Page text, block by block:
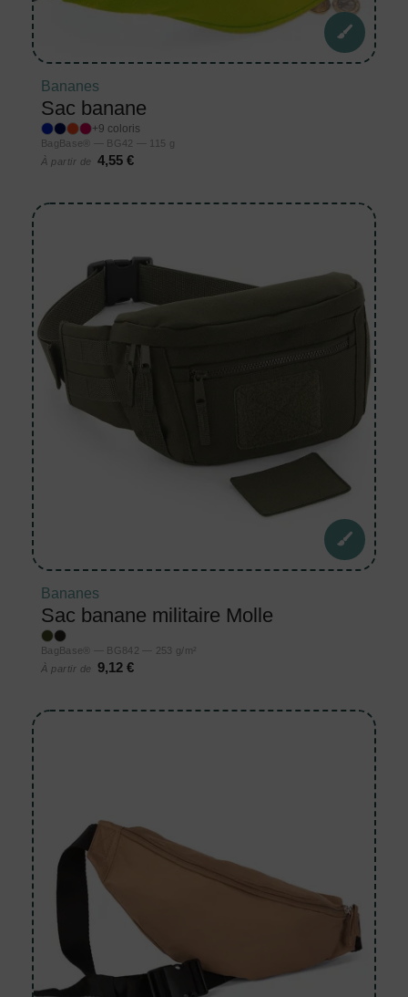
Bananes
Sac banane
+9 coloris
BagBase® — BG42 — 115 g
À partir de
4,55 €
Bananes
Sac banane militaire Molle
BagBase® — BG842 — 253 g/m²
À partir de
9,12 €